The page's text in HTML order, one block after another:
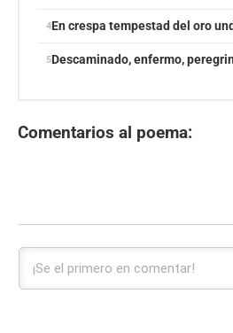
En crespa tempestad del oro
Descaminado, enfermo,
Comentarios al poema: